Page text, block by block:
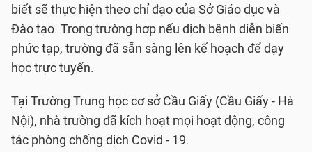
biết sẽ thực hiện theo chỉ đạo của Sở Giáo dục và
Đào tạo. Trong trường hợp nếu dịch bệnh diễn biến
phức tạp, trường đã sẵn sàng lên kế hoạch để dạy
học trực tuyến.
Tại Trường Trung học cơ sở Cầu Giấy (Cầu Giấy - Hà
Nội), nhà trường đã kích hoạt mọi hoạt động, công
tác phòng chống dịch Covid - 19.